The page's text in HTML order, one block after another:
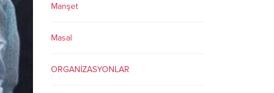
Manşet
Masal
ORGANİZASYONLAR